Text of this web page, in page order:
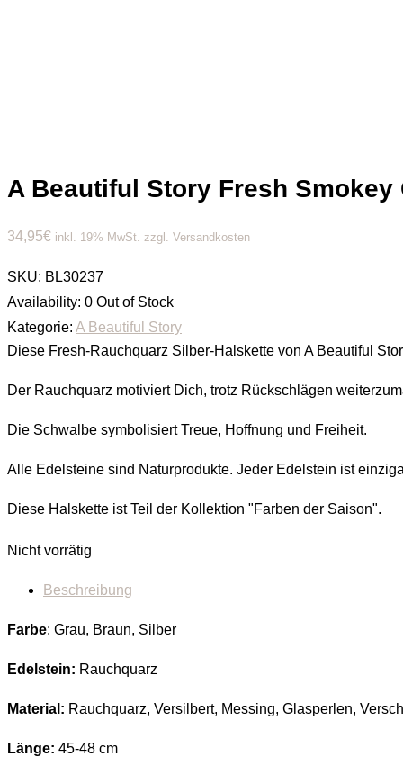
A Beautiful Story Fresh Smokey
34,95€ inkl. 19% MwSt. zzgl. Versandkosten
SKU: BL30237
Availability: 0 Out of Stock
Kategorie: A Beautiful Story
Diese Fresh-Rauchquarz Silber-Halskette von A Beautiful
Der Rauchquarz motiviert Dich, trotz Rückschlägen
Die Schwalbe symbolisiert Treue, Hoffnung und Freiheit.
Alle Edelsteine sind Naturprodukte. Jeder Edelstein ist
Diese Halskette ist Teil der Kollektion "Farben der Saison".
Nicht vorrätig
Beschreibung
Farbe: Grau, Braun, Silber
Edelstein: Rauchquarz
Material: Rauchquarz, Versilbert, Messing, Glasperlen,
Länge: 45-48 cm